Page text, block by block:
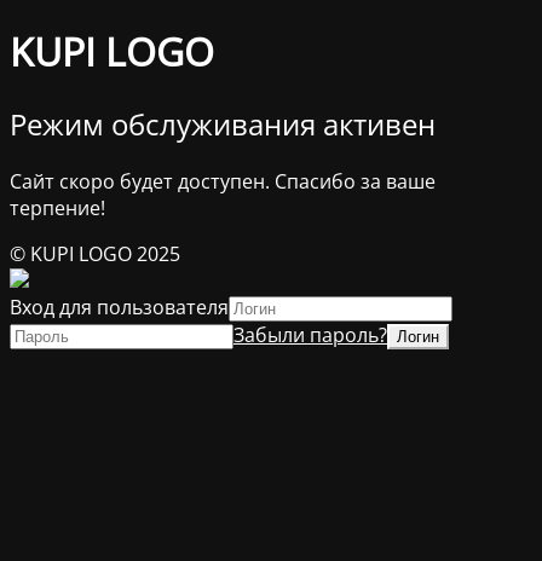
KUPI LOGO
Режим обслуживания активен
Сайт скоро будет доступен. Спасибо за ваше
терпение!
© KUPI LOGO 2025
Вход для пользователя
Забыли пароль?